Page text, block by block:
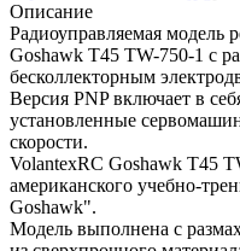
Описание
Радиоуправляемая модель
Goshawk T45 TW-750-1 с
бесколлекторным
Версия PNP включает в
установленные
скорости.
VolantexRC Goshawk T45
американского учебно-
Goshawk".
Модель выполнена с